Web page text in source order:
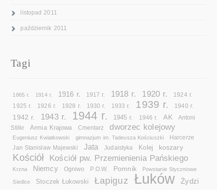
listopad 2011
październik 2011
Tagi
1865 r. 1914 r. 1916 r. 1917 r. 1918 r. 1920 r. 1924 r.
1925 r. 1926 r. 1928 r. 1930 r. 1933 r. 1939 r. 1940 r.
1942 r. 1943 r. 1944 r. 1945 r. 1946 r. AK
Antoni
Stilkr
Armia Krajowa Cmentarz dworzec kolejowy
Eugeniusz Kwiatkowski gimnazjum im. Tadeusza Kościuszki Harcerze
Jan Stanisław Majewski Jata Judaistyka Kolej koszary
Kościół Kościół pw. Przemienienia Pańskiego
Krzna Niemcy Ogniwo P.O.W. Pomnik Powstanie Styczniowe
Siedlce Stoczek Łukowski Łapiguz Łuków Żydzi